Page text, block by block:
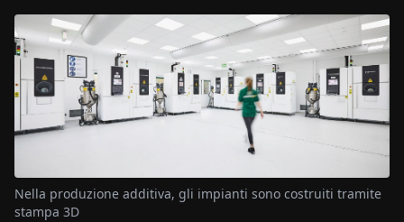
Nella produzione additiva, gli impianti sono costruiti tramite
stampa 3D